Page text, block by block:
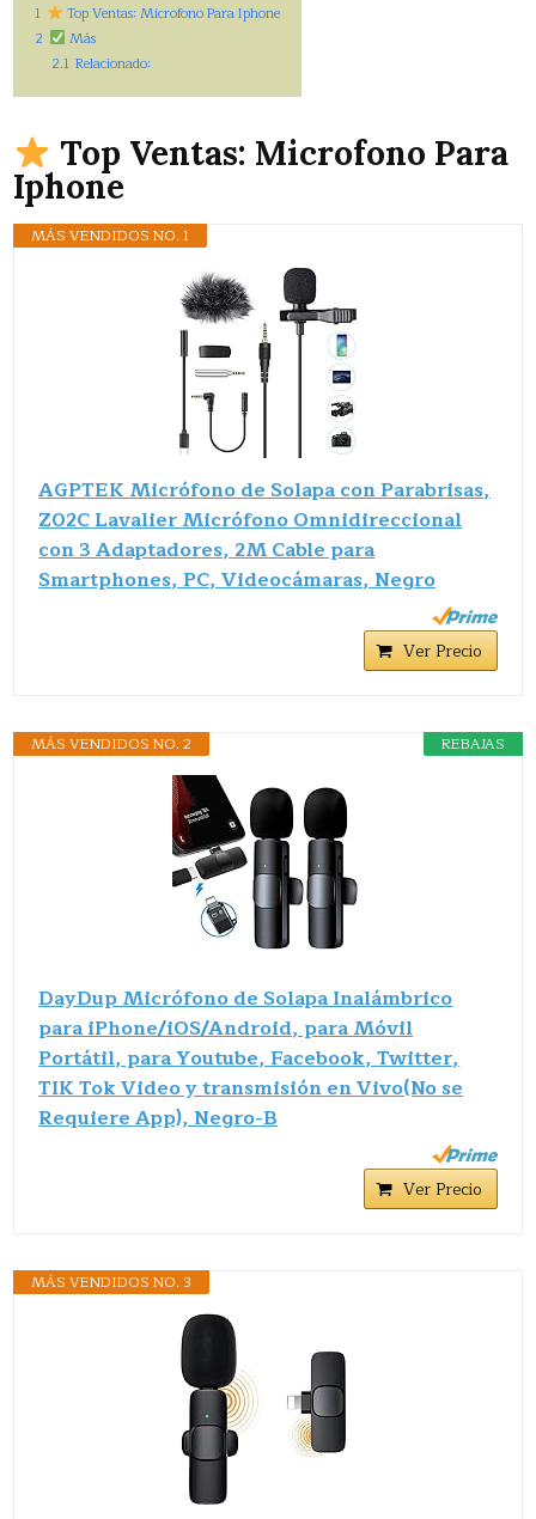
1
Top Ventas: Microfono Para Iphone
2
Más
2.1 Relacionado:
Top Ventas: Microfono Para
Iphone
MÁS VENDIDOS NO. 1
AGPTEK Micrófono de Solapa con Parabrisas,
Z02C Lavalier Micrófono Omnidireccional
con 3 Adaptadores, 2M Cable para
Smartphones, PC, Videocámaras, Negro
Ver Precio
REBAJAS
MÁS VENDIDOS NO. 2
DayDup Micrófono de Solapa Inalámbrico
para iPhone/iOS/Android, para Móvil
Portátil, para Youtube, Facebook, Twitter,
TIK Tok Video y transmisión en Vivo(No se
Requiere App), Negro-B
Ver Precio
MÁS VENDIDOS NO. 3